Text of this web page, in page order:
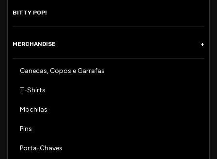
BITTY POP!
MERCHANDISE
Canecas, Copos e Garrafas
T-Shirts
Mochilas
Pins
Porta-Chaves